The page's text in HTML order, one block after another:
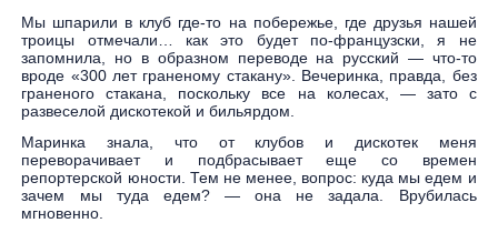
Мы шпарили в клуб где-то на побережье, где друзья нашей
троицы отмечали… как это будет по-французски, я не
запомнила, но в образном переводе на русский — что-то
вроде «300 лет граненому стакану». Вечеринка, правда, без
граненого стакана, поскольку все на колесах, — зато с
развеселой дискотекой и бильярдом.
Маринка знала, что от клубов и дискотек меня
переворачивает и подбрасывает еще со времен
репортерской юности. Тем не менее, вопрос: куда мы едем и
зачем мы туда едем? — она не задала. Врубилась
мгновенно.